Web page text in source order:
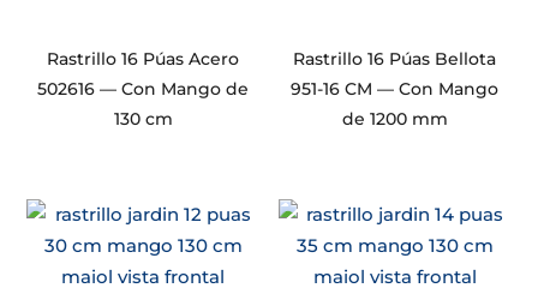
Rastrillo 16 Púas Acero
502616 — Con Mango de
130 cm
Rastrillo 16 Púas Bellota
951-16 CM — Con Mango
de 1200 mm